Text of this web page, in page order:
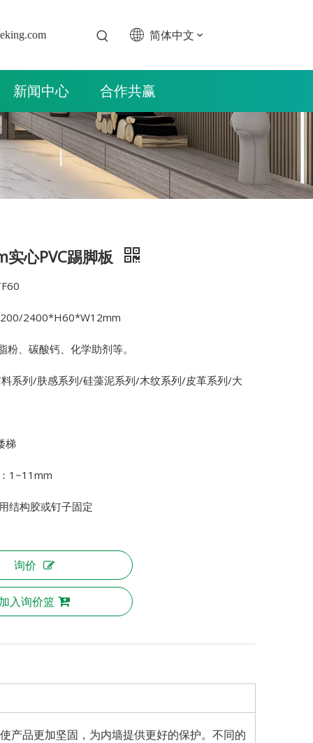
简体中文
新闻中心 合作共赢
心PVC踢脚板
2400*H60*W12mm
粉、碳酸钙、化学助剂等。
系列/肤感系列/硅藻泥系列/木纹系列/皮革系列/大
梯
1~11mm
结构胶或钉子固定
询价
加入询价篮
产品更加坚固，为内墙提供更好的保护。不同的